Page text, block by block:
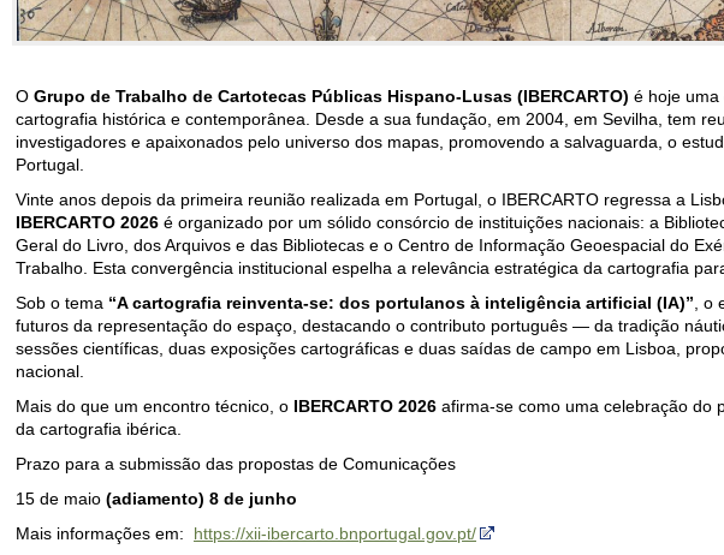
O Grupo de Trabalho de Cartotecas Públicas Hispano-Lusas (IBERCARTO) é hoje uma
cartografia histórica e contemporânea. Desde a sua fundação, em 2004, em Sevilha, tem
investigadores e apaixonados pelo universo dos mapas, promovendo a salvaguarda, o
Portugal.
Vinte anos depois da primeira reunião realizada em Portugal, o IBERCARTO regressa a
IBERCARTO 2026 é organizado por um sólido consórcio de instituições nacionais: a
Geral do Livro, dos Arquivos e das Bibliotecas e o Centro de Informação Geoespacial do
Trabalho. Esta convergência institucional espelha a relevância estratégica da cartografia
Sob o tema “A cartografia reinventa-se: dos portulanos à inteligência artificial (IA)” ,
futuros da representação do espaço, destacando o contributo português — da tradição
sessões científicas, duas exposições cartográficas e duas saídas de campo em Lisboa,
nacional.
Mais do que um encontro técnico, o IBERCARTO 2026 afirma-se como uma celebração do
da cartografia ibérica.
Prazo para a submissão das propostas de Comunicações
15 de maio (adiamento) 8 de junho
Mais informações em: https://xii-ibercarto.bnportugal.gov.pt/